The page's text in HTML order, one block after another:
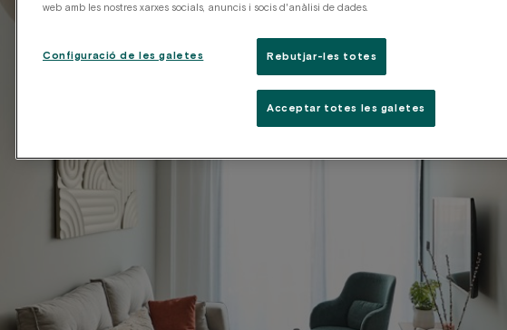
web amb les nostres xarxes socials, anuncis i socis d'anàlisi de dades.
Configuració de les galetes Rebutjar-les totes
Acceptar totes les galetes